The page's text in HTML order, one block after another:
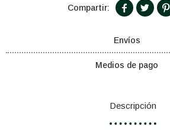
  
Envíos
Medios de pago
Descripción